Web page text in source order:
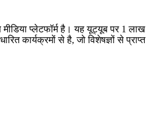
मीडिया प्लेटफॉर्म है। यह यूट्यूब पर
कार्यक्रमों से है, जो विशेषज्ञों से